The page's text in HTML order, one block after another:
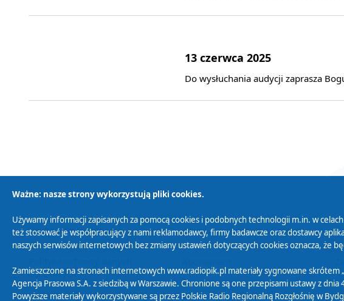
13 czerwca 2025
Do wysłuchania audycji zaprasza
Polityka Prywatności Zasady korzystania z Serwisu
osobowych
Ważne: nasze strony wykorzystują pliki cookies.
Używamy informacji zapisanych za pomocą cookies i podobnych technologii m.in. w
też stosować je współpracujący z nami reklamodawcy, firmy badawcze oraz dostawcy
naszych serwisów internetowych bez zmiany ustawień dotyczących cookies oznacza, że
Zamieszczone na stronach internetowych www.radiopik.pl materiały sygnowane
Agencja Prasowa S.A. z siedzibą w Warszawie. Chronione są one przepisami ustawy z
Powyższe materiały wykorzystywane są przez Polskie Radio Regionalną Rozgłośnię w